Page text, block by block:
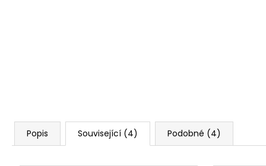
Popis Související (4) Podobné (4)